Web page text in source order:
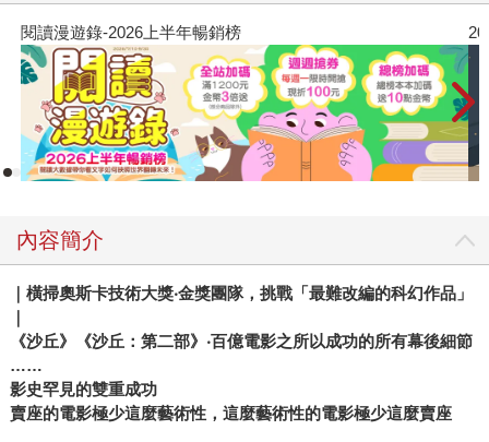
閱讀漫遊錄-2026上半年暢銷榜
內容簡介
｜橫掃奧斯卡技術大獎‧金獎團隊，挑戰「最難改編的科幻作品」
｜
《沙丘》《沙丘：第二部》‧百億電影之所以成功的所有幕後細節
……
影史罕見的雙重成功
賣座的電影極少這麼藝術性，這麼藝術性的電影極少這麼賣座